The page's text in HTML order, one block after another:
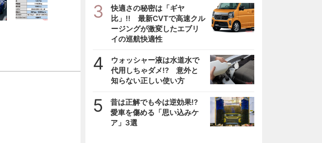
3
快適さの秘密は「ギヤ
比」!! 最新CVTで高速クル
ージングが激変したエブリ
イの巡航快適性
4
ウォッシャー液は水道水で
代用しちゃダメ!? 意外と
知らない正しい使い方
5
昔は正解でも今は逆効果!?
愛車を傷める「思い込みケ
ア」3選